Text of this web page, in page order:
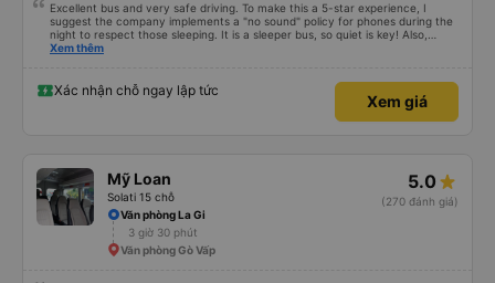
Excellent bus and very safe driving. To make this a 5-star experience, I
suggest the company implements a "no sound" policy for phones during the
night to respect those sleeping. It is a sleeper bus, so quiet is key! Also,
please display the Wi-Fi password clearly inside the cabin for convenience. I
quy định rõ ràng về việc giữ im lặng (tắt âm thanh điện thoại) vào ban đêm
để tránh làm phiền hành khách khác ngủ. Ngoài ra, nhà xe nên dán sẵn mật
khẩu Wi-Fi trong xe để hành khách dễ dàng sử dụng. Tôi vẫn sẽ tiếp tục ủng
Xem thêm
Xác nhận chỗ ngay lập tức
Xem giá
Mỹ Loan
Solati 15 chỗ
5.0
(270 đánh giá)
Văn phòng La Gi
3 giờ 30 phút
Văn phòng Gò Vấp